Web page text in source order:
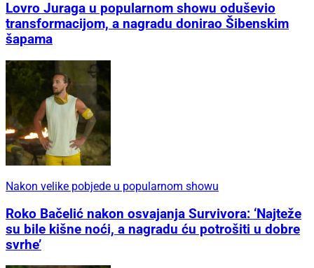
Lovro Juraga u popularnom showu oduševio
transformacijom, a nagradu donirao Šibenskim
šapama
Nakon velike pobjede u popularnom showu
Roko Bačelić nakon osvajanja Survivora: ‘Najteže
su bile kišne noći, a nagradu ću potrošiti u dobre
svrhe’